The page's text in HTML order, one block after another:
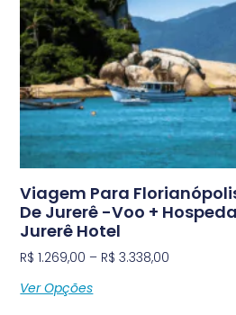
Viagem Para
De Jurerê -Voo +
Jurerê Hotel
R$ 1.269,00 – R$ 3.338,00
Ver Opções